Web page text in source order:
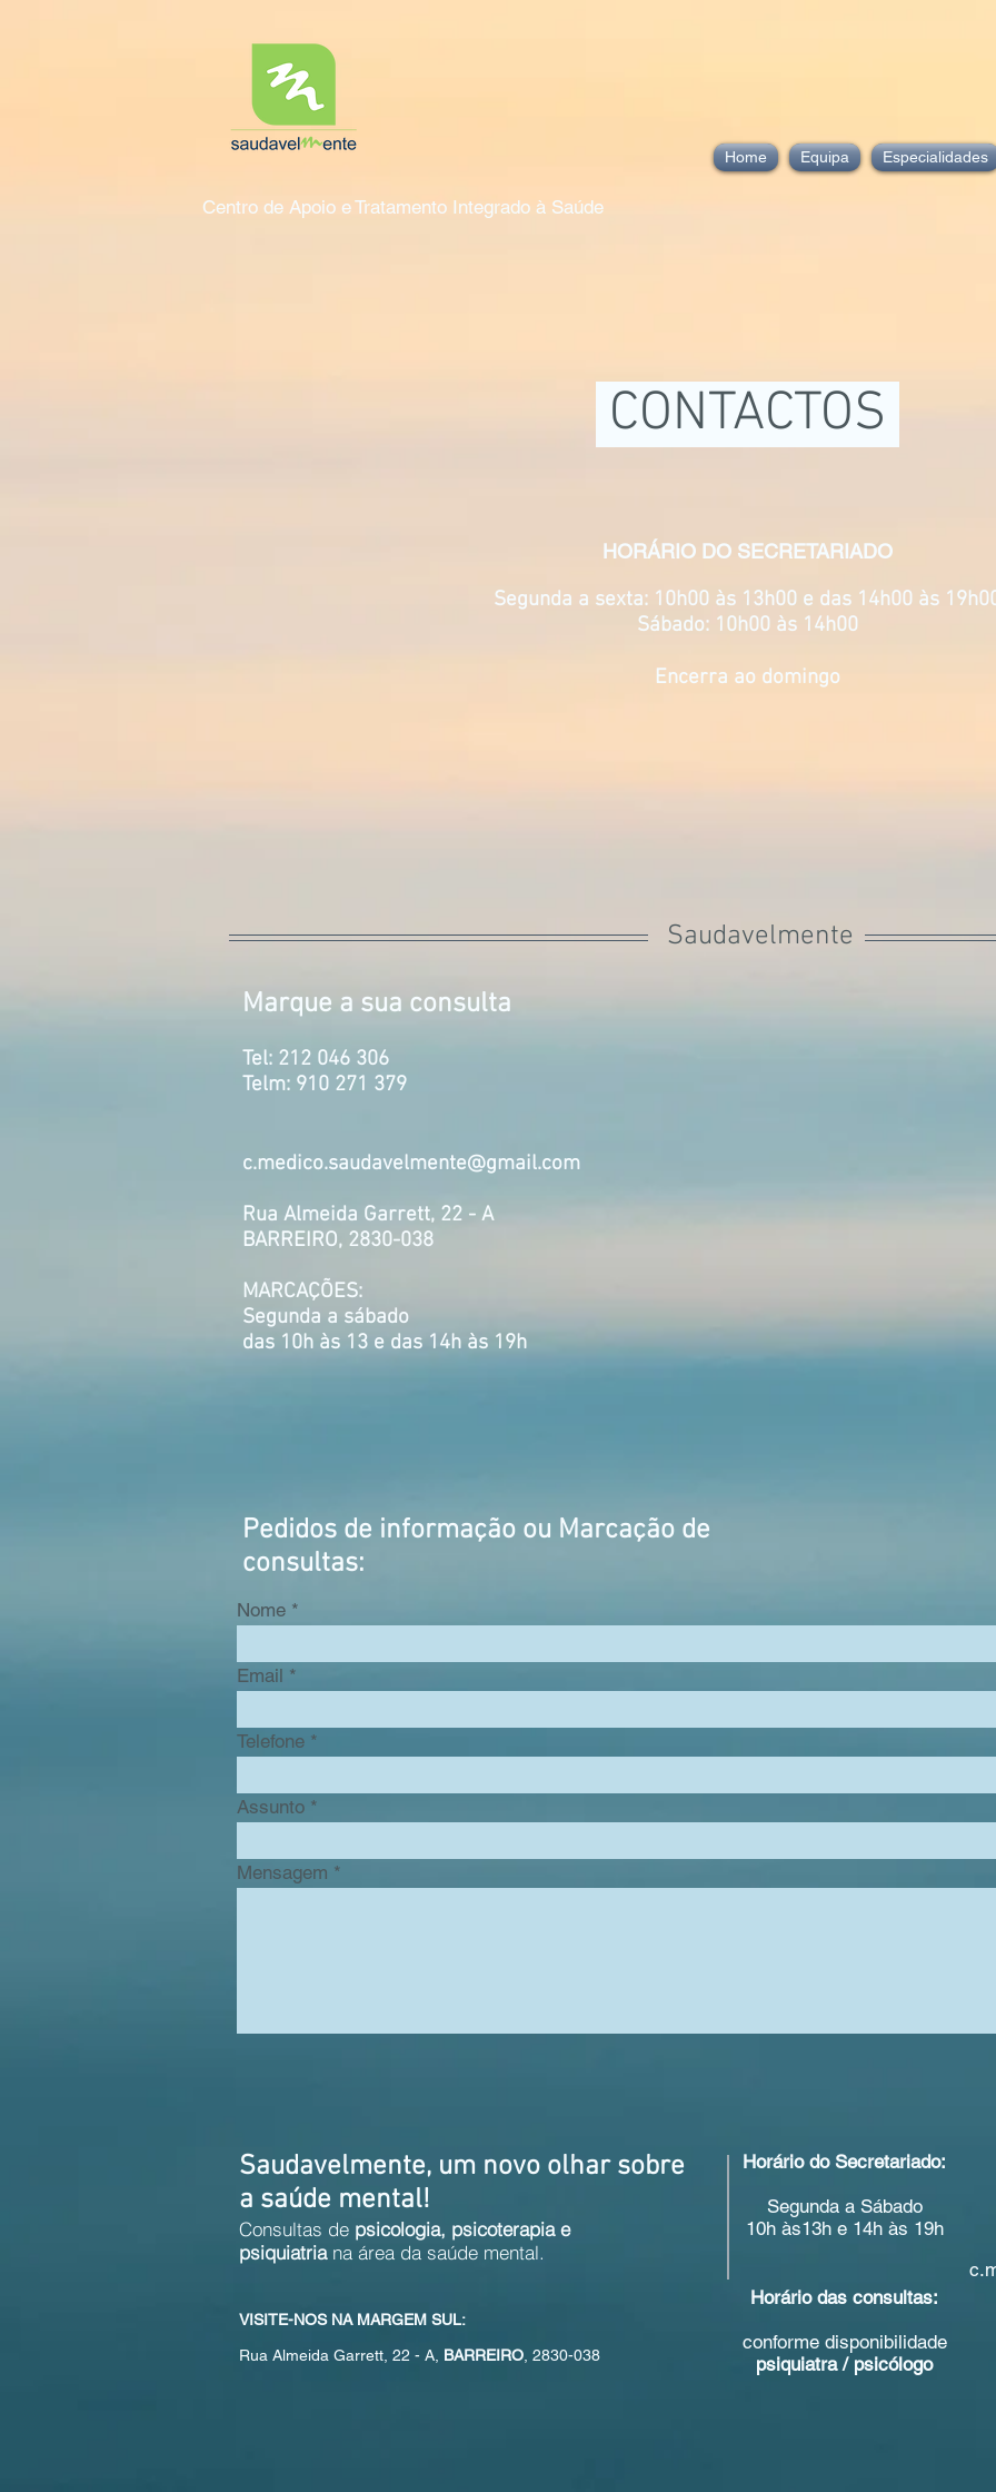
Home Equipa Especialidades
Centro de Apoio e Tratamento Integrado à Saúde
HORÁRIO DO SECRETARIADO
Segunda a sexta: 10h00 às 13h00 e das 14h00 às
Sábado: 10h00 às 14h00
Encerra ao domingo
CONTACTOS
Saudavelmente
Marque a sua consulta
Tel: 212 046 306
Telm: 910 271 379
c.medico.saudavelmente@gmail.com
Rua Almeida Garrett, 22 - A
BARREIRO, 2830-038
MARCAÇÕES:
Segunda a sábado
das 10h às 13 e das 14h às 19h
Pedidos de informação ou Marcação de
consultas:
Nome
Email
Telefone
Assunto
Mensagem
Saudavelmente, um novo olhar sobre
a saúde mental!
Consultas de psicologia, psicoterapiae
psiquiatriana área da saúde mental.
VISITE-NOS NA MARGEM SUL:
Rua Almeida Garrett, 22 - A, BARREIRO , 2830-038
Horário do Secretariado:
Segunda a Sábado
10h às13h e 14h às 19h
Horário das consultas:
conforme disponibilidade
psiquiatra / psicólogo